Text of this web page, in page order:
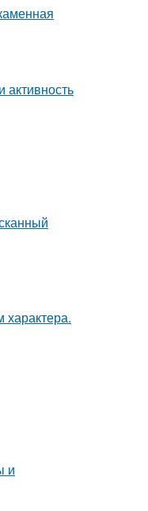
активность
характера.
и